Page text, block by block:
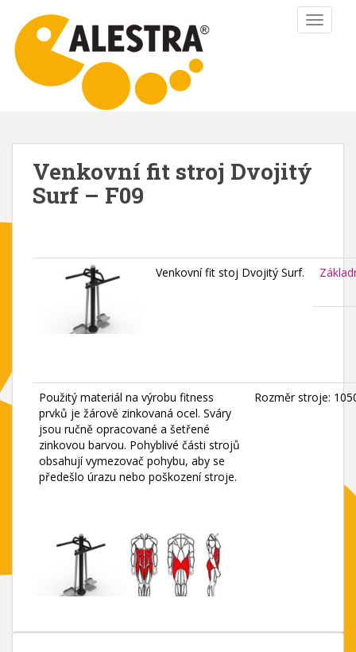
n
Venkovní fit stroj Dvojitý
Surf – F09
Venkovní fit stoj Dvojitý Surf.
Použitý materiál na výrobu fitness
prvků je žárově zinkovaná ocel. Sváry
jsou ručně opracované a šetřené
zinkovou barvou. Pohyblivé části strojů
obsahují vymezovač pohybu, aby se
předešlo úrazu nebo poškození stroje.
Rozměr stroje: